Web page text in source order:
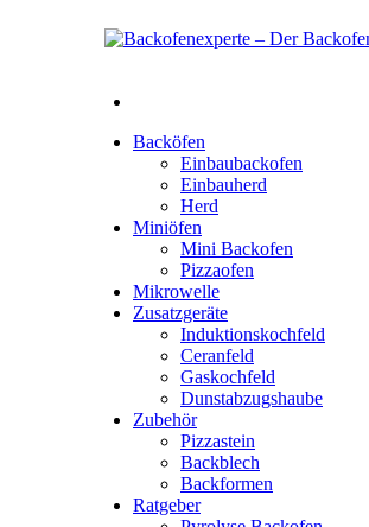
Backöfen
Einbaubackofen
Einbauherd
Herd
Miniöfen
Mini Backofen
Pizzaofen
Mikrowelle
Zusatzgeräte
Induktionskochfeld
Ceranfeld
Gaskochfeld
Dunstabzugshaube
Zubehör
Pizzastein
Backblech
Backformen
Ratgeber